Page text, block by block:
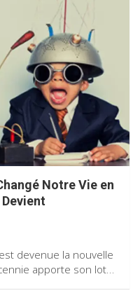
Notre Vie en
devenue la nouvelle
apporte son lot…